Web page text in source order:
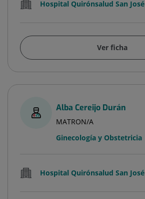
Hospital Quirónsalud San José
Ver ficha
Alba Cereijo Durán
MATRON/A
Ginecología y Obstetricia
Hospital Quirónsalud San José